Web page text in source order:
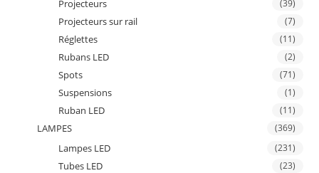
Projecteurs (39)
Projecteurs sur rail (7)
Réglettes (11)
Rubans LED (2)
Spots (71)
Suspensions (1)
Ruban LED (11)
LAMPES (369)
Lampes LED (231)
Tubes LED (23)